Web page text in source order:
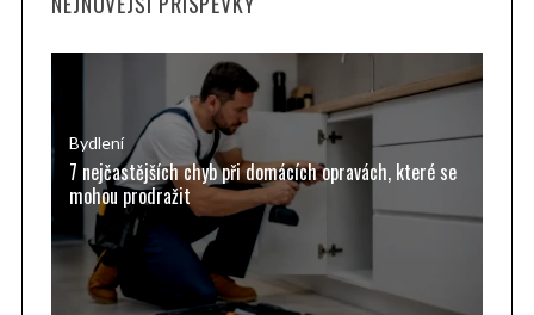
c
Bydlení
7 nejčastějších chyb při domácích opravách, které se
mohou prodražit